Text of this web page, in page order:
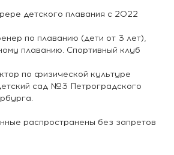
детского плавания с 2022
по плаванию (дети от 3 лет),
плаванию. Спортивный клуб
по физической культуре
сад №3 Петроградского
распространены без запретов